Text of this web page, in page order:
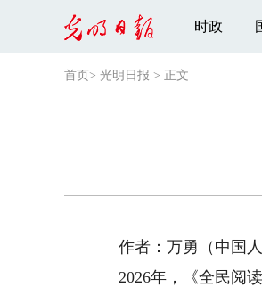
时政
首页 > 光明日报 > 正文
作者：万勇（中国人
2026年，《全民阅读